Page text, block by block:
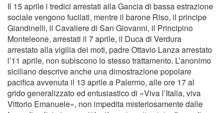
Il 15 aprile i tredici arrestati alla Gancia di bassa estrazione
sociale vengono fucilati, mentre il barone Riso, il principe
Giandinelli, il Cavaliere di San Giovanni, il Principino
Monteleone, arrestati il 7 aprile, il Duca di Verdura
arrestato alla vigilia dei moti, padre Ottavio Lanza arrestato
l’11 aprile, non subiscono lo stesso trattamento. L’anonimo
siciliano descrive anche una dimostrazione popolare
pacifica avvenuta il 13 aprile a Palermo, alle ore 17 al
grido generalizzato ed entusiastico di «Viva l’Italia, viva
Vittorio Emanuele», non impedita misteriosamente dalle